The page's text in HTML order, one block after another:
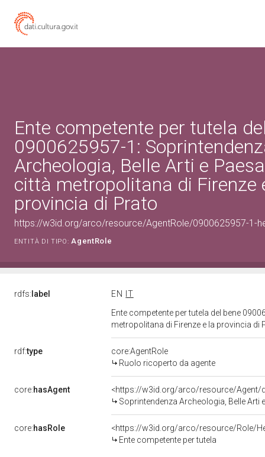
Ente competente per tutela
0900625957-1:
Archeologia, Belle Arti e
città metropolitana di Firenze
provincia di Prato
https://w3id.org/arco/resource/AgentRole/0900625957-1-
ENTITÀ DI TIPO: AgentRole
rdfs: label EN
IT
Ente competente per tutela del bene
metropolitana di Firenze e la provincia di
rdf:type
core:AgentRole
Ruolo ricoperto da agente
core:hasAgent
<https://w3id.org/arco/resource/Agent/
Soprintendenza Archeologia, Belle Arti
core:hasRole
<https://w3id.org/arco/resource/Role/
Ente competente per tutela